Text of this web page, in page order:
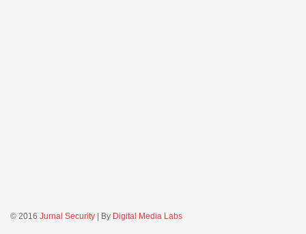
© 2016 Jurnal Security | By Digital Media Labs